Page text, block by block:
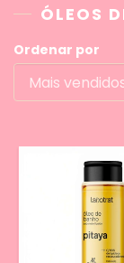
ÓLEOS
Ordenar por